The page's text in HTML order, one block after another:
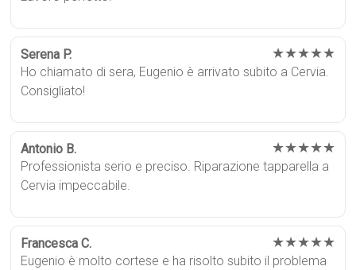
Serena P. ★★★★★
Ho chiamato di sera, Eugenio è arrivato subito a Cervia.
Consigliato!
Antonio B. ★★★★★
Professionista serio e preciso. Riparazione tapparella a
Cervia impeccabile.
Francesca C. ★★★★★
Eugenio è molto cortese e ha risolto subito il problema